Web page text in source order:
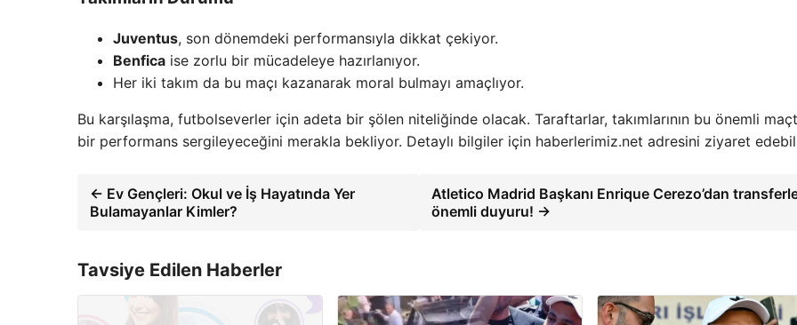
Juventus, son dönemdeki performansıyla dikkat çekiyor.
Benfica ise zorlu bir mücadeleye hazırlanıyor.
Her iki takım da bu maçı kazanarak moral bulmayı amaçlıyor.
Bu karşılaşma, futbolseverler için adeta bir şölen niteliğinde olacak. Taraftarlar, takımlarının bu önemli
bir performans sergileyeceğini merakla bekliyor. Detaylı bilgiler için haberlerimiz.net adresini ziyaret
← Ev Gençleri: Okul ve İş Hayatında Yer
Bulamayanlar Kimler?
Atletico Madrid Başkanı Enrique Cerezo’dan
önemli duyuru! →
Tavsiye Edilen Haberler